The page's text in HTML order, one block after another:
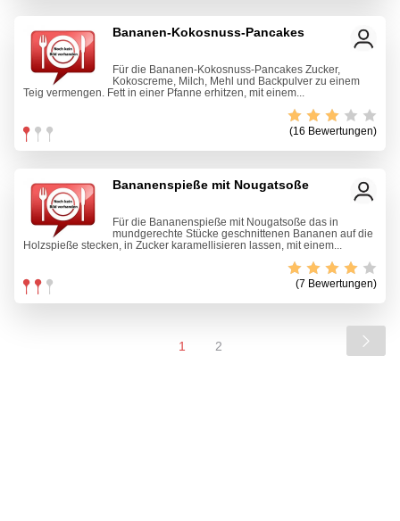
Bananen-Kokosnuss-Pancakes
Für die Bananen-Kokosnuss-Pancakes Zucker,
Kokoscreme, Milch, Mehl und Backpulver zu einem
Teig vermengen. Fett in einer Pfanne erhitzen, mit einem...
(16 Bewertungen)
Bananenspieße mit Nougatsoße
Für die Bananenspieße mit Nougatsoße das in
mundgerechte Stücke geschnittenen Bananen auf die
Holzspieße stecken, in Zucker karamellisieren lassen, mit einem...
(7 Bewertungen)
1 2